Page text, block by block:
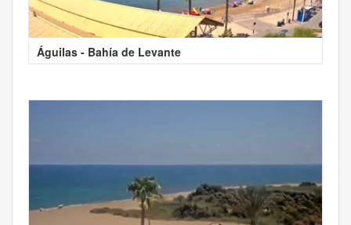
Águilas - Bahía de Levante